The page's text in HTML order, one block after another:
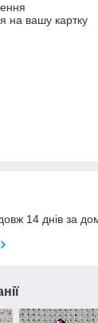
на вашу картку
14 днів за